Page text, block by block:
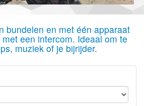
bundelen en met één apparaat
een intercom. Ideaal om te
muziek of je bijrijder.